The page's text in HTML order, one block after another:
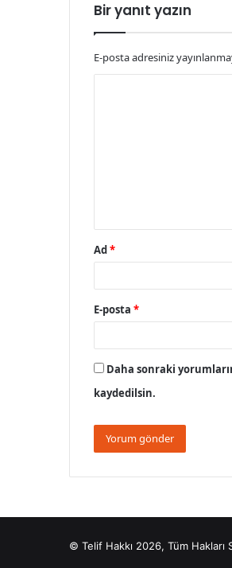
Bir yanıt yazın
E-posta adresiniz
Ad*
E-posta *
Daha sonraki
kaydedilsin.
© Telif Hakkı 2026, Tüm Hakları